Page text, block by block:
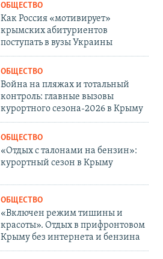
ОБЩЕСТВО
Как Россия «мотивирует»
крымских абитуриентов
поступать в вузы Украины
ОБЩЕСТВО
Война на пляжах и тотальный
контроль: главные вызовы
курортного сезона-2026 в Крыму
ОБЩЕСТВО
«Отдых с талонами на бензин»:
курортный сезон в Крыму
ОБЩЕСТВО
«Включен режим тишины и
красоты». Отдых в прифронтовом
Крыму без интернета и бензина